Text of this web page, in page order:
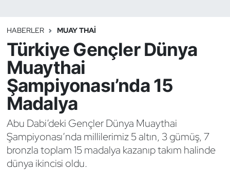
HABERLER MUAY THAI
Türkiye Gençler Dünya
Muaythai
Şampiyonası’nda 15
Madalya
Abu Dabi’deki Gençler Dünya Muaythai
Şampiyonası’nda millilerimiz 5 altın, 3 gümüş, 7
bronzla toplam 15 madalya kazanıp takım halinde
dünya ikincisi oldu.
Binicilik
Bisiklet
Bocce Bowling Dart
Boks
Briç